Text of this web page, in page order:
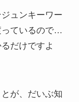
ュンキーワー
っているので…
だけですよ
が、だいぶ知